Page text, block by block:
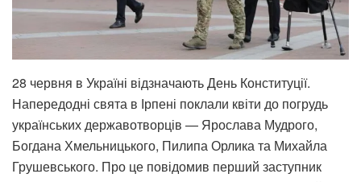
28 червня в Україні відзначають День Конституції.
Напередодні свята в Ірпені поклали квіти до погрудь
українських державотворців — Ярослава Мудрого,
Богдана Хмельницького, Пилипа Орлика та Михайла
Грушевського. Про це повідомив перший заступник